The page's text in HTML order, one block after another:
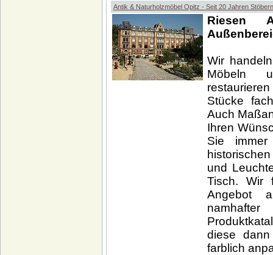
Antik & Naturholzmöbel Opitz - Seit 20 Jahren
Riesen
Wir
Möbeln
Stücke
Auch
Ihren
Sie
und
Tisch. Wir
Angebot
diese
farblich